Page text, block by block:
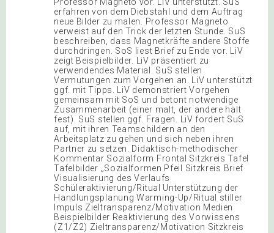
erfahren von dem Diebstahl und dem Auftrag
neue Bilder zu malen. Professor Magneto
verweist auf den Trick der letzten Stunde. SuS
beschreiben, dass Magnetkräfte andere Stoffe
durchdringen. SoS liest Brief zu Ende vor. LiV
zeigt Beispielbilder. LiV präsentiert zu
verwendendes Material. SuS stellen
Vermutungen zum Vorgehen an. LiV unterstützt
ggf. mit Tipps. LiV demonstriert Vorgehen
gemeinsam mit SoS und betont notwendige
Zusammenarbeit (einer malt, der andere hält
fest). SuS stellen ggf. Fragen. LiV fordert SuS
auf, mit ihren Teamschildern an den
Arbeitsplatz zu gehen und sich neben ihren
Partner zu setzen. Didaktisch-methodischer
Kommentar Sozialform Frontal Sitzkreis Tafel
Tafelbilder „Sozialformen Pfeil Sitzkreis Brief
Visualisierung des Verlaufs
Schüleraktivierung/Ritual Unterstützung der
Handlungsplanung Warming-Up/Ritual stiller
Impuls Zieltransparenz/Motivation Medien
Beispielbilder Reaktivierung des Vorwissens
(Z1/Z2) Zieltransparenz/Motivation Sitzkreis